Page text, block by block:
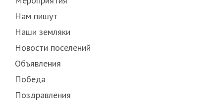
Нам пишут
Наши земляки
Новости поселений
Объявления
Победа
Поздравления